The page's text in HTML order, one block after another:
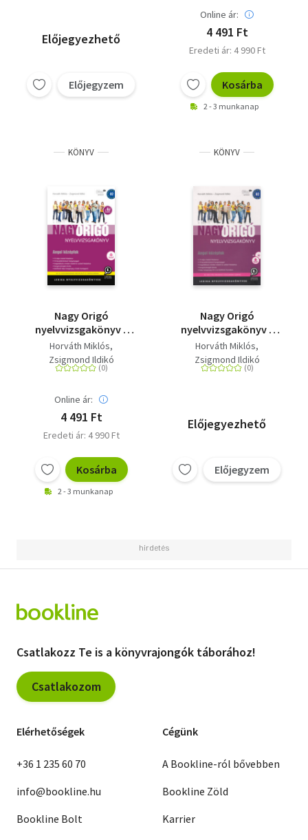
Előjegyezhető
Előjegyzem
Online ár:
4 491 Ft
Eredeti ár: 4 990 Ft
Kosárba
2 - 3 munkanap
KÖNYV
Nagy Origó
nyelvvizsgakönyv -
Angol középfok -
Letölthető
hanganyaggal
Horváth Miklós
Zsigmond Ildikó
Online ár:
4 491 Ft
Eredeti ár: 4 990 Ft
Kosárba
2 - 3 munkanap
KÖNYV
Nagy Origó
nyelvvizsgakönyv -
Angol középfok - B2 -
MP3 CD melléklettel
Horváth Miklós
Zsigmond Ildikó
Előjegyezhető
Előjegyzem
Csatlakozz Te is a könyvrajongók táborához!
Csatlakozom
Elérhetőségek
+36 1 235 60 70
info@bookline.hu
Bookline Bolt
Cégünk
A Bookline-ról bővebben
Bookline Zöld
Karrier